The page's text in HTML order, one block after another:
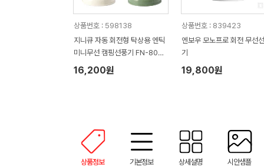
상품번호 : 598138
지니큐 자동 회전형 탁상용 엔틱
미니무선 캠핑선풍기 FN-800
M (145mm x 165mm x 250
mm / 390g)
16,200원
상품번호 : 839423
엔보우 모노프로 회전 무선
기
19,800원
상품정보 기본정보 상세설명 시안샘플